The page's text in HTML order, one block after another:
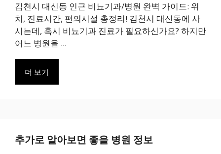
김천시 대신동 인근 비뇨기과/병원 완벽 가이드: 위
치, 진료시간, 편의시설 총정리! 김천시 대신동에 사
시는데, 혹시 비뇨기과 진료가 필요하신가요? 하지만
어느 병원을 ...
더 보기
추가로 알아보면 좋을 병원 정보